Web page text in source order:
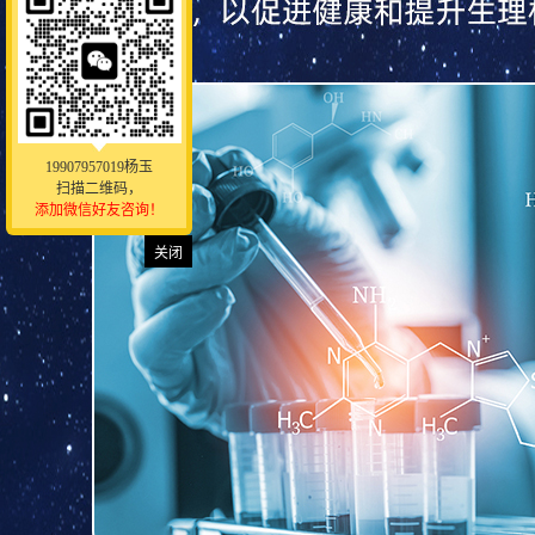
19907957019杨玉
扫描二维码，
添加微信好友咨询！
关闭